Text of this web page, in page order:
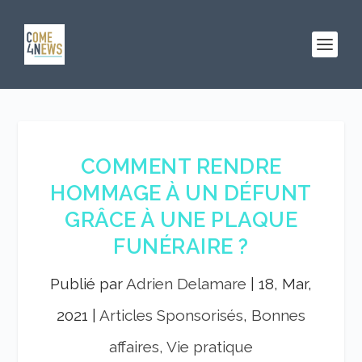
COMMENT RENDRE
HOMMAGE À UN DÉFUNT
GRÂCE À UNE PLAQUE
FUNÉRAIRE ?
Publié parAdrien Delamare
18, Mar,
2021
Articles Sponsorisés, Bonnes
affaires, Vie pratique